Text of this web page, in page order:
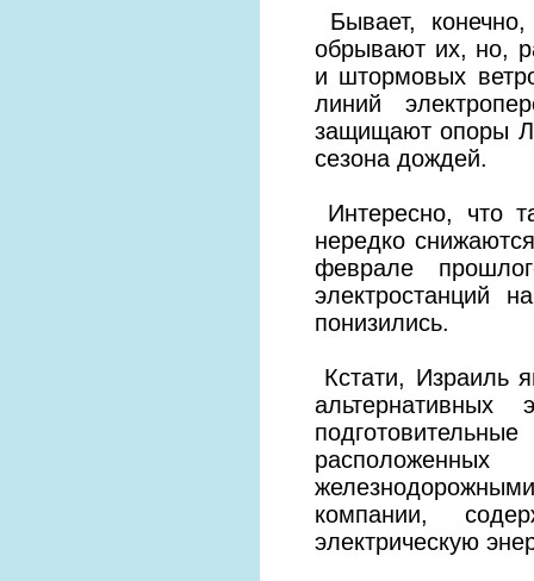
Бывает,
обрывают их, но,
и штормовых
линий
защищают опоры
сезона дождей.
Интересно, что
нередко
феврале
электростанций
понизились.
Кстати, Израиль
компании,
электрическую